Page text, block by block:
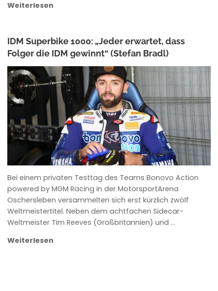
Weiterlesen
IDM Superbike 1000: „Jeder erwartet, dass
Folger die IDM gewinnt“ (Stefan Bradl)
ANKE WIECZOREK
Bei einem privaten Testtag des Teams Bonovo Action
powered by MGM Racing in der MotorsportArena
Oschersleben versammelten sich erst kürzlich zwölf
Weltmeistertitel. Neben dem achtfachen Sidecar-
Weltmeister Tim Reeves (Großbritannien) und …
Weiterlesen